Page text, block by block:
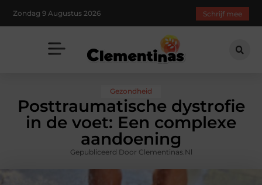
Zondag 9 Augustus 2026 Schrijf mee
Gezondheid
Posttraumatische dystrofie
in de voet: Een complexe
aandoening
Gepubliceerd Door Clementinas.nl